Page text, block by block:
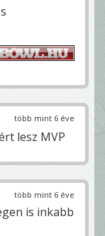
több mint 6 éve
lesz MVP
több mint 6 éve
is inkabb